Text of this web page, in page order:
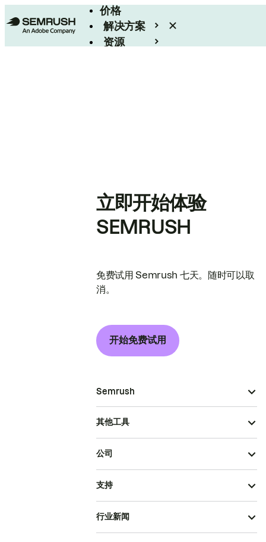
价格
解决方案
资源
立即开始体验
SEMRUSH
免费试用 Semrush 七天。随时可以取
消。
开始免费试用
Semrush
其他工具
公司
支持
行业新闻